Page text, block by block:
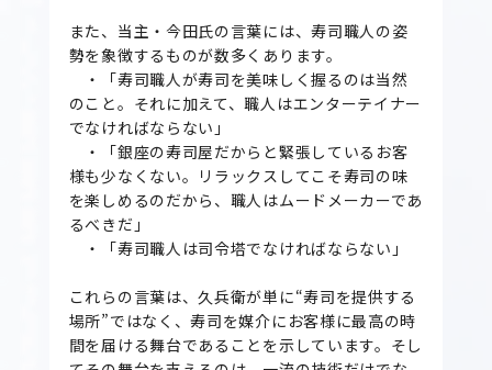
また、当主・今田氏の言葉には、寿司職人の姿
勢を象徴するものが数多くあります。
・「寿司職人が寿司を美味しく握るのは当然
のこと。それに加えて、職人はエンターテイナー
でなければならない」
・「銀座の寿司屋だからと緊張しているお客
様も少なくない。リラックスしてこそ寿司の味
を楽しめるのだから、職人はムードメーカーであ
るべきだ」
・「寿司職人は司令塔でなければならない」
これらの言葉は、久兵衛が単に“寿司を提供する
場所”ではなく、寿司を媒介にお客様に最高の時
間を届ける舞台であることを示しています。そし